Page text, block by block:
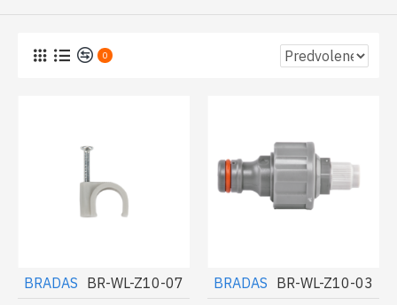
0
BRADAS BR-WL-Z10-07 BRADAS BR-WL-Z10-03